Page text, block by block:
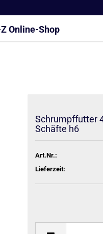
Online-Shop
Schrumpffutter
Schäfte h6
Art.Nr.:
Lieferzeit: